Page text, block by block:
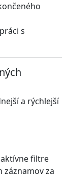
s
a rýchlejší
filtre
záznamov za